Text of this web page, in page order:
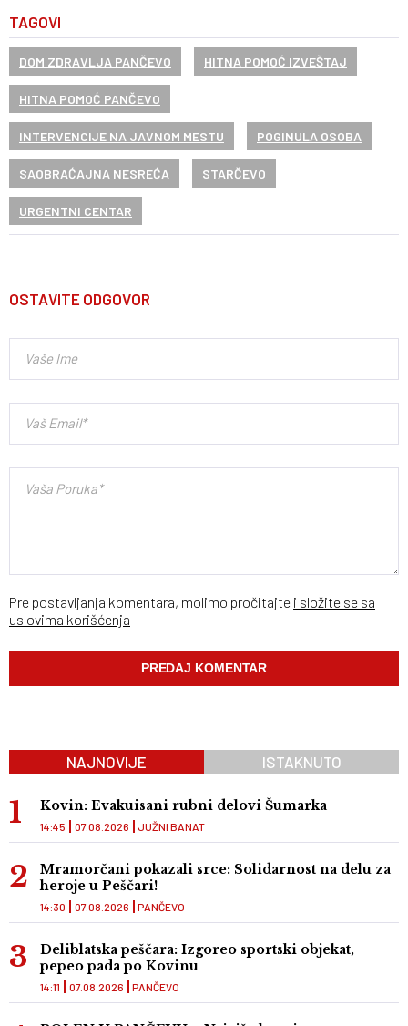
TAGOVI
DOM ZDRAVLJA PANČEVO HITNA POMOĆ IZVEŠTAJ
HITNA POMOĆ PANČEVO
INTERVENCIJE NA JAVNOM MESTU POGINULA OSOBA
SAOBRAĆAJNA NESREĆA STARČEVO
URGENTNI CENTAR
OSTAVITE ODGOVOR
Pre postavljanja komentara, molimo pročitajte i složite se sa
uslovima korišćenja
NAJNOVIJE ISTAKNUTO
Kovin: Evakuisani rubni delovi Šumarka
JUŽNI BANAT
14:45 07.08.2026
Mramorčani pokazali srce: Solidarnost na delu za
heroje u Peščari!
PANČEVO
14:30 07.08.2026
Deliblatska peščara: Izgoreo sportski objekat,
pepeo pada po Kovinu
PANČEVO
14:11 07.08.2026